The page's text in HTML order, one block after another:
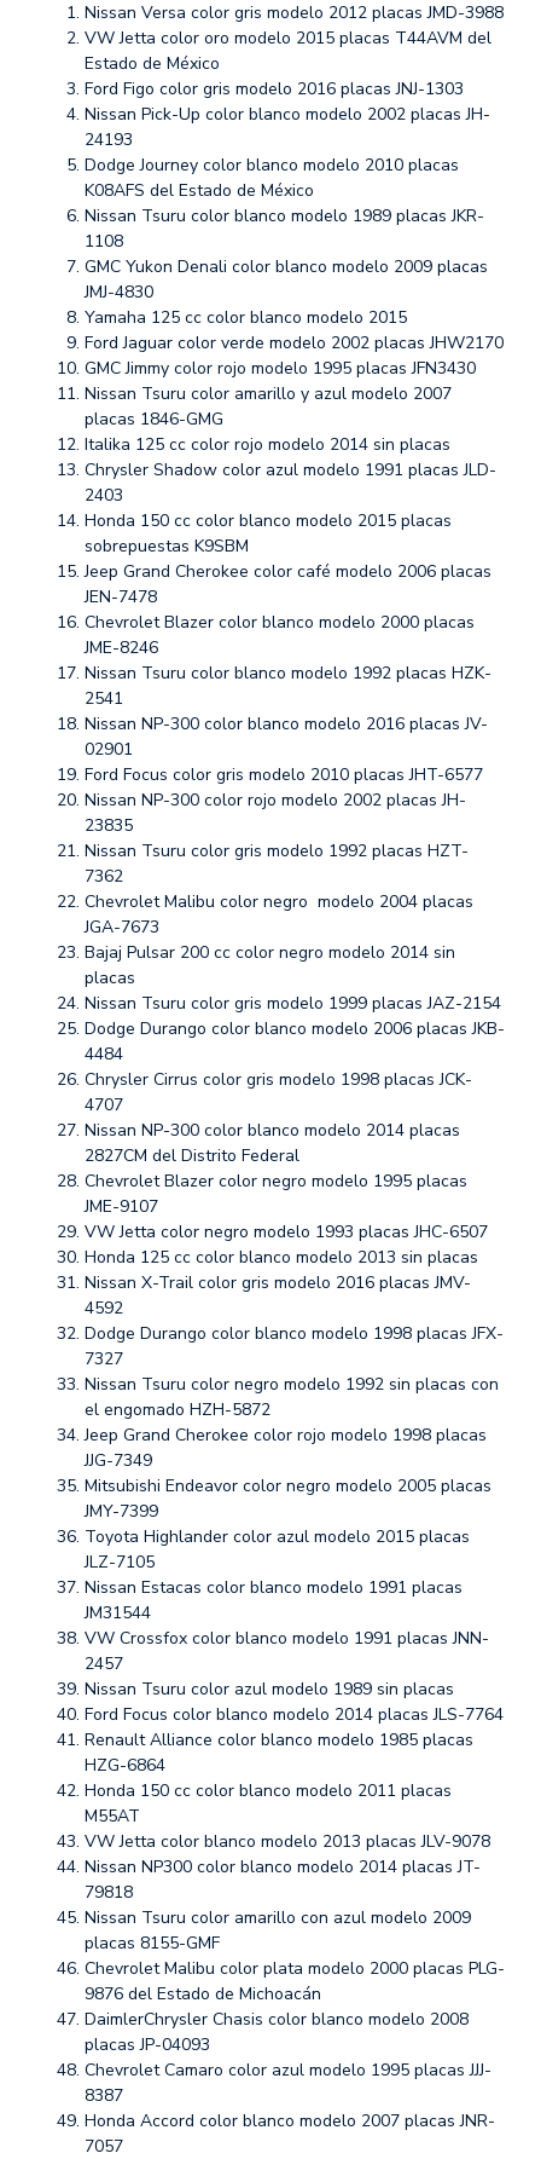
Nissan Versa color gris modelo 2012 placas JMD-3988
VW Jetta color oro modelo 2015 placas T44AVM del
Estado de México
Ford Figo color gris modelo 2016 placas JNJ-1303
Nissan Pick-Up color blanco modelo 2002 placas JH-
24193
Dodge Journey color blanco modelo 2010 placas
K08AFS del Estado de México
Nissan Tsuru color blanco modelo 1989 placas JKR-
1108
GMC Yukon Denali color blanco modelo 2009 placas
JMJ-4830
Yamaha 125 cc color blanco modelo 2015
Ford Jaguar color verde modelo 2002 placas JHW2170
GMC Jimmy color rojo modelo 1995 placas JFN3430
Nissan Tsuru color amarillo y azul modelo 2007
placas 1846-GMG
Italika 125 cc color rojo modelo 2014 sin placas
Chrysler Shadow color azul modelo 1991 placas JLD-
2403
Honda 150 cc color blanco modelo 2015 placas
sobrepuestas K9SBM
Jeep Grand Cherokee color café modelo 2006 placas
JEN-7478
Chevrolet Blazer color blanco modelo 2000 placas
JME-8246
Nissan Tsuru color blanco modelo 1992 placas HZK-
2541
Nissan NP-300 color blanco modelo 2016 placas JV-
02901
Ford Focus color gris modelo 2010 placas JHT-6577
Nissan NP-300 color rojo modelo 2002 placas JH-
23835
Nissan Tsuru color gris modelo 1992 placas HZT-
7362
Chevrolet Malibu color negro modelo 2004 placas
JGA-7673
Bajaj Pulsar 200 cc color negro modelo 2014 sin
placas
Nissan Tsuru color gris modelo 1999 placas JAZ-2154
Dodge Durango color blanco modelo 2006 placas JKB-
4484
Chrysler Cirrus color gris modelo 1998 placas JCK-
4707
Nissan NP-300 color blanco modelo 2014 placas
2827CM del Distrito Federal
Chevrolet Blazer color negro modelo 1995 placas
JME-9107
VW Jetta color negro modelo 1993 placas JHC-6507
Honda 125 cc color blanco modelo 2013 sin placas
Nissan X-Trail color gris modelo 2016 placas JMV-
4592
Dodge Durango color blanco modelo 1998 placas JFX-
7327
Nissan Tsuru color negro modelo 1992 sin placas con
el engomado HZH-5872
Jeep Grand Cherokee color rojo modelo 1998 placas
JJG-7349
Mitsubishi Endeavor color negro modelo 2005 placas
JMY-7399
Toyota Highlander color azul modelo 2015 placas
JLZ-7105
Nissan Estacas color blanco modelo 1991 placas
JM31544
VW Crossfox color blanco modelo 1991 placas JNN-
2457
Nissan Tsuru color azul modelo 1989 sin placas
Ford Focus color blanco modelo 2014 placas JLS-7764
Renault Alliance color blanco modelo 1985 placas
HZG-6864
Honda 150 cc color blanco modelo 2011 placas
M55AT
VW Jetta color blanco modelo 2013 placas JLV-9078
Nissan NP300 color blanco modelo 2014 placas JT-
79818
Nissan Tsuru color amarillo con azul modelo 2009
placas 8155-GMF
Chevrolet Malibu color plata modelo 2000 placas PLG-
9876 del Estado de Michoacán
DaimlerChrysler Chasis color blanco modelo 2008
placas JP-04093
Chevrolet Camaro color azul modelo 1995 placas JJJ-
8387
Honda Accord color blanco modelo 2007 placas JNR-
7057